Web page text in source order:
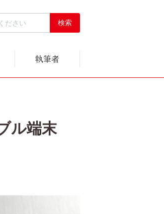
執筆者
ル端末